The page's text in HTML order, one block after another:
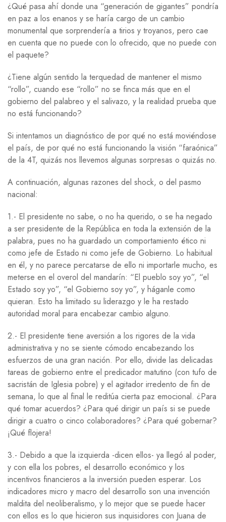
¿Qué pasa ahí donde una “generación de gigantes” pondría
en paz a los enanos y se haría cargo de un cambio
monumental que sorprendería a tirios y troyanos, pero cae
en cuenta que no puede con lo ofrecido, que no puede con
el paquete?
¿Tiene algún sentido la terquedad de mantener el mismo
“rollo”, cuando ese “rollo” no se finca más que en el
gobierno del palabreo y el salivazo, y la realidad prueba que
no está funcionando?
Si intentamos un diagnóstico de por qué no está moviéndose
el país, de por qué no está funcionando la visión “faraónica”
de la 4T, quizás nos llevemos algunas sorpresas o quizás no.
A continuación, algunas razones del shock, o del pasmo
nacional:
1.- El presidente no sabe, o no ha querido, o se ha negado
a ser presidente de la República en toda la extensión de la
palabra, pues no ha guardado un comportamiento ético ni
como jefe de Estado ni como jefe de Gobierno. Lo habitual
en él, y no parece percatarse de ello ni importarle mucho, es
meterse en el overol del mandarín: “El pueblo soy yo”, “el
Estado soy yo”, “el Gobierno soy yo”, y háganle como
quieran. Esto ha limitado su liderazgo y le ha restado
autoridad moral para encabezar cambio alguno.
2.- El presidente tiene aversión a los rigores de la vida
administrativa y no se siente cómodo encabezando los
esfuerzos de una gran nación. Por ello, divide las delicadas
tareas de gobierno entre el predicador matutino (con tufo de
sacristán de Iglesia pobre) y el agitador irredento de fin de
semana, lo que al final le reditúa cierta paz emocional. ¿Para
qué tomar acuerdos? ¿Para qué dirigir un país si se puede
dirigir a cuatro o cinco colaboradores? ¿Para qué gobernar?
¡Qué flojera!
3.- Debido a que la izquierda -dicen ellos- ya llegó al poder,
y con ella los pobres, el desarrollo económico y los
incentivos financieros a la inversión pueden esperar. Los
indicadores micro y macro del desarrollo son una invención
maldita del neoliberalismo, y lo mejor que se puede hacer
con ellos es lo que hicieron sus inquisidores con Juana de